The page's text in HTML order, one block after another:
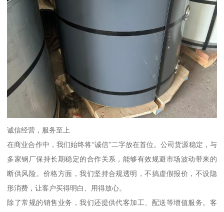
诚信经营，服务至上
在商业合作中，我们始终将“诚信”二字放在首位。公司货源稳定，与
多家钢厂保持长期稳定的合作关系，能够有效规避市场波动带来的
断供风险。价格方面，我们坚持合规透明，不搞虚假报价，不设隐
形消费，让客户买得明白、用得放心。
除了常规的销售业务，我们还提供代客加工、配送等增值服务。客